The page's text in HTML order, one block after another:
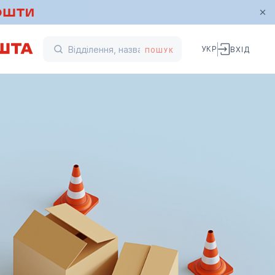
ПОШУК УКР ВХІД